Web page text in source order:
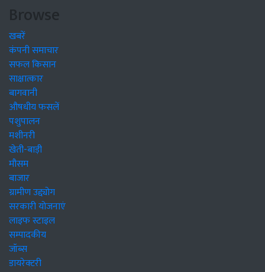
Browse
खबरें
कंपनी समाचार
सफल किसान
साक्षात्कार
बागवानी
औषधीय फसलें
पशुपालन
मशीनरी
खेती-बाड़ी
मौसम
बाजार
ग्रामीण उद्द्योग
सरकारी योजनाएं
लाइफ स्टाइल
सम्पादकीय
जॉब्स
डायरेक्टरी